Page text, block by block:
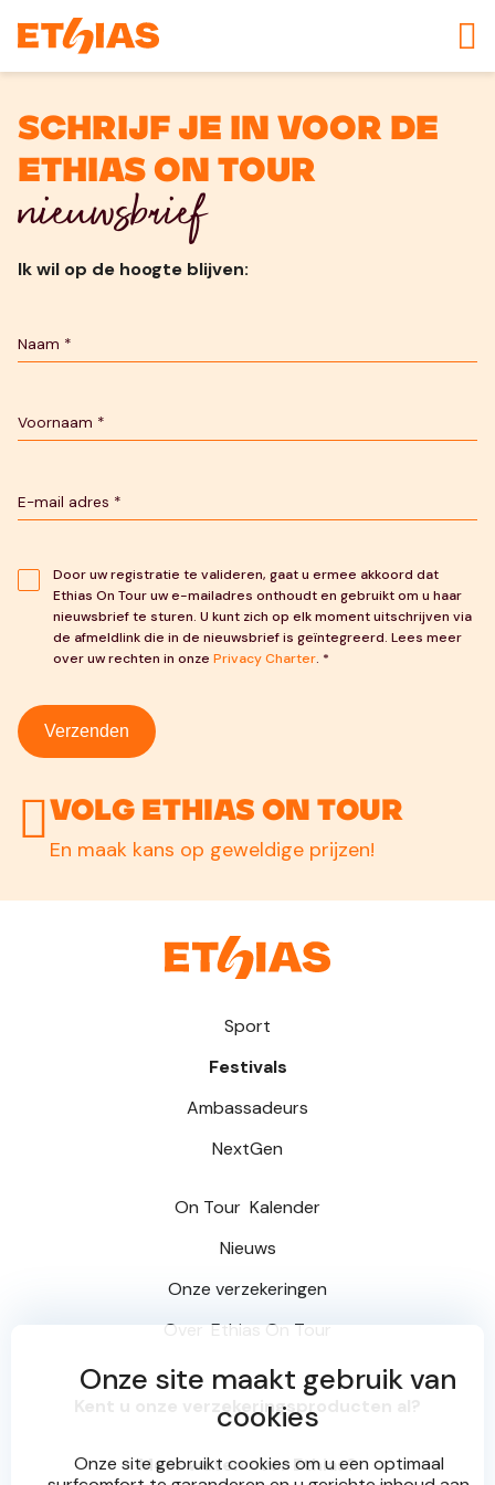
Schrijf je in voor de
Ethias On Tour
nieuwsbrief
Ik wil op de hoogte blijven:
Door uw registratie te valideren, gaat u ermee akkoord dat
Ethias On Tour uw e-mailadres onthoudt en gebruikt om u haar
nieuwsbrief te sturen. U kunt zich op elk moment uitschrijven via
de afmeldlink die in de nieuwsbrief is geïntegreerd. Lees meer
over uw rechten in onze Privacy Charter. *
Verzenden
Volg Ethias On Tour
En maak kans op geweldige prijzen!
Sport
Festivals
Ambassadeurs
NextGen
On Tour Kalender
Nieuws
Onze verzekeringen
Over
Ethias On Tour
Kent u onze verzekeringsproducten al?
Meer weten over Ethias?
Onze site maakt gebruik van
cookies
Onze site gebruikt cookies om u een optimaal